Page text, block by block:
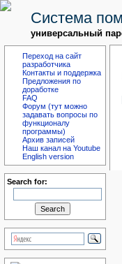
Система
универсальный
Переход на сайт
разработчика
Контакты и поддержка
Предложения по
доработке
FAQ
Форум (тут можно
задавать вопросы по
функционалу
программы)
Архив записей
Наш канал на Youtube
English version
Search for: